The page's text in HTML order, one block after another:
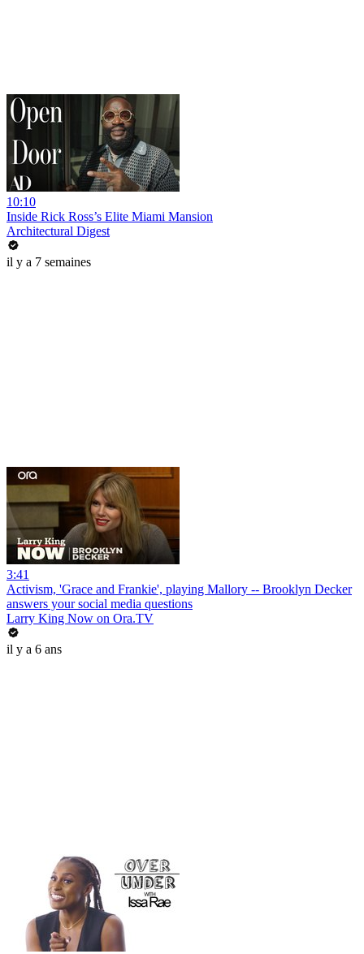
10:10
Inside Rick Ross’s Elite Miami Mansion
Architectural Digest
il y a 7 semaines
3:41
Activism, 'Grace and Frankie', playing Mallory -- Brooklyn Decker
answers your social media questions
Larry King Now on Ora.TV
il y a 6 ans